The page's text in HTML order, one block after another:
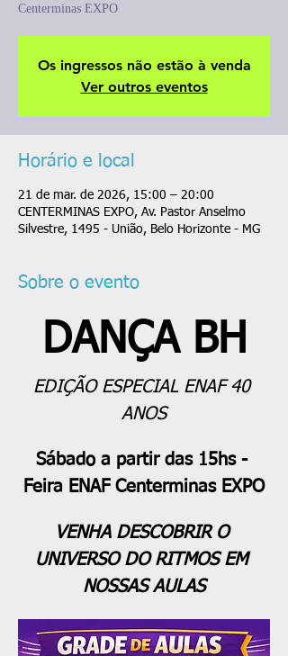
Centerminas EXPO
Os ingressos não estão à venda
Ver outros eventos
Horário e local
21 de mar. de 2026, 15:00 – 20:00
CENTERMINAS EXPO, Av. Pastor Anselmo
Silvestre, 1495 - União, Belo Horizonte - MG
Sobre o evento
DANÇA BH
EDIÇÃO ESPECIAL ENAF 40
ANOS
Sábado a partir das 15hs -
Feira ENAF Centerminas EXPO
VENHA DESCOBRIR O
UNIVERSO DO RITMOS EM
NOSSAS AULAS